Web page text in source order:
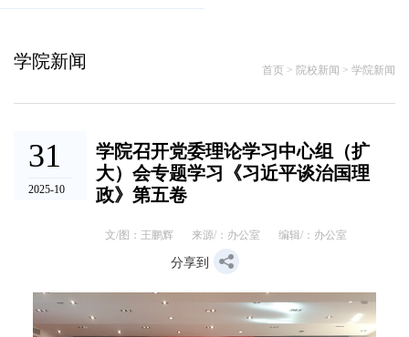
学院新闻 首页 > 院校新闻 > 学院新闻
31
2025-10
学院召开党委理论学习中心组（扩
大）会专题学习《习近平谈治国理
政》第五卷
文/图：王鹏辉 来源/：办公室 编辑/：办公室
分享到